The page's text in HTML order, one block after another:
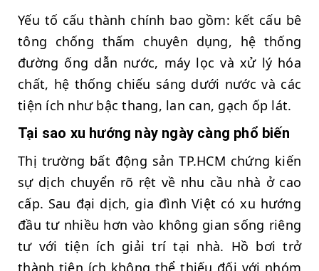
Yếu tố cấu thành chính bao gồm: kết cấu bê
tông chống thấm chuyên dụng, hệ thống
đường ống dẫn nước, máy lọc và xử lý hóa
chất, hệ thống chiếu sáng dưới nước và các
tiện ích như bậc thang, lan can, gạch ốp lát.
Tại sao xu hướng này ngày càng phổ biến
Thị trường bất động sản TP.HCM chứng kiến
sự dịch chuyển rõ rệt về nhu cầu nhà ở cao
cấp. Sau đại dịch, gia đình Việt có xu hướng
đầu tư nhiều hơn vào không gian sống riêng
tư với tiện ích giải trí tại nhà. Hồ bơi trở
thành tiện ích không thể thiếu đối với nhóm